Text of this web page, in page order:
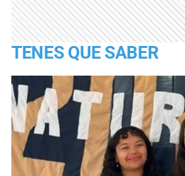
TENES QUE SABER